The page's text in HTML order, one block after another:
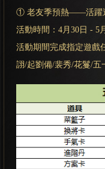
① 老友季預熱——活躍
活動時間：4月30日 - 5
活動期間完成指定遊戲
詡/起劉備/裴秀/花鬘/五